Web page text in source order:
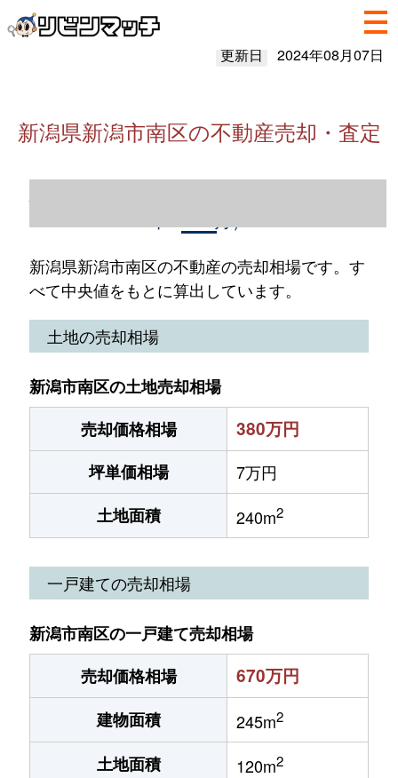
更新日 2024年08月07日
新潟県新潟市南区の不動産売却・査定
新潟県新潟市南区の不動産の売却相場です。す
べて中央値をもとに算出しています。
土地の売却相場
新潟市南区の土地売却相場
売却価格相場
380万円
坪単価相場
7万円
土地面積
240m2
一戸建ての売却相場
新潟市南区の一戸建て売却相場
売却価格相場
670万円
建物面積 245m2
土地面積 120m2